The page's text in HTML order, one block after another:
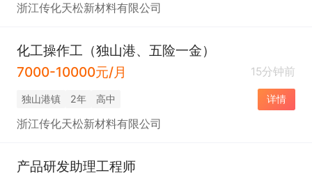
浙江传化天松新材料有限公司
化工操作工（独山港、五险一金）
7000-10000元/月
15分钟前
独山港镇 2年 高中 详情
浙江传化天松新材料有限公司
产品研发助理工程师